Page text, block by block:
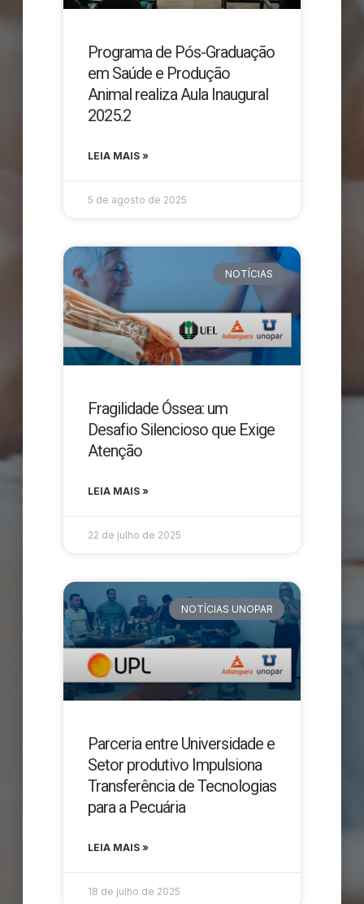
Programa de Pós-Graduação
em Saúde e Produção
Animal realiza Aula Inaugural
2025.2
LEIA MAIS »
5 de agosto de 2025
NOTÍCIAS
Fragilidade Óssea: um
Desafio Silencioso que Exige
Atenção
LEIA MAIS »
22 de julho de 2025
NOTÍCIAS UNOPAR
Parceria entre Universidade e
Setor produtivo Impulsiona
Transferência de Tecnologias
para a Pecuária
LEIA MAIS »
18 de julho de 2025